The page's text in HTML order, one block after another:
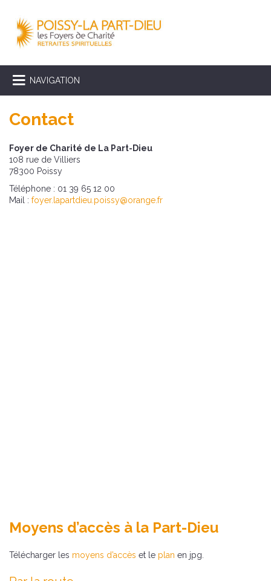
NAVIGATION
Contact
Foyer de Charité de La Part-Dieu
108 rue de Villiers
78300 Poissy
Téléphone : 01 39 65 12 00
Mail : foyer.lapartdieu.poissy@orange.fr
Moyens d’accès à la Part-Dieu
Télécharger les moyens d’accès et le plan en jpg.